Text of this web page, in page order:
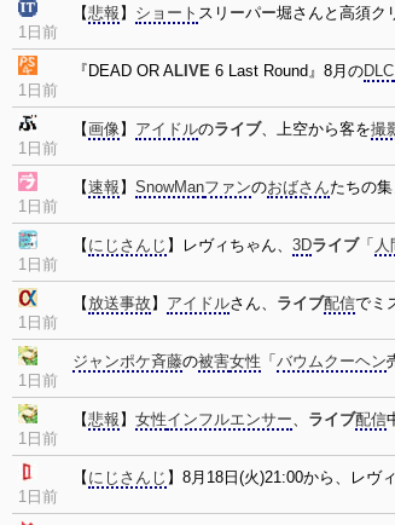
1日前
【悲報 】 ショート スリーパー堀さんと高須ク
1日前
『DEAD OR ALIVE 6 Last Round』8月のDLC
1日前
【画像】 アイドルのライブ、上空から客を撮
1日前
【速報 】 SnowManファンのおばさんたちの集
1日前
【 にじさんじ 】レヴィちゃん、 3Dライブ「 人
1日前
【放送事故 】 アイドルさん、 ライブ配信でミ
1日前
ジャンポケ斉藤の被害女性 「 バウムクーヘン
1日前
【悲報 】 女性インフルエンサー、 ライブ配信
1日前
【 にじさんじ 】8月18日(火)21:00から、レヴ